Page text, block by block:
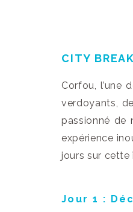
CITY
Corfou, l’une
verdoyants,
passionné de
expérience
jours sur cette
Jour 1 :